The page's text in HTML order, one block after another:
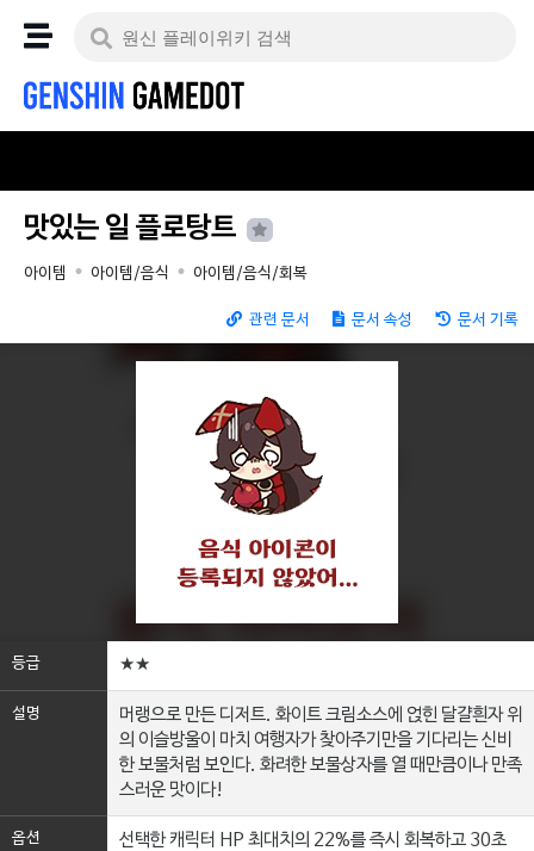
맛있는 일 플로탕트
아이템 아이템/음식 아이템/음식/회복
관련 문서 문서 속성 문서 기록
등급 ★★
설명
머랭으로 만든 디저트. 화이트 크림소스에 얹힌 달걀흰자 위
의 이슬방울이 마치 여행자가 찾아주기만을 기다리는 신비
한 보물처럼 보인다. 화려한 보물상자를 열 때만큼이나 만족
스러운 맛이다!
옵션
선택한 캐릭터 HP 최대치의 22%를 즉시 회복하고 30초